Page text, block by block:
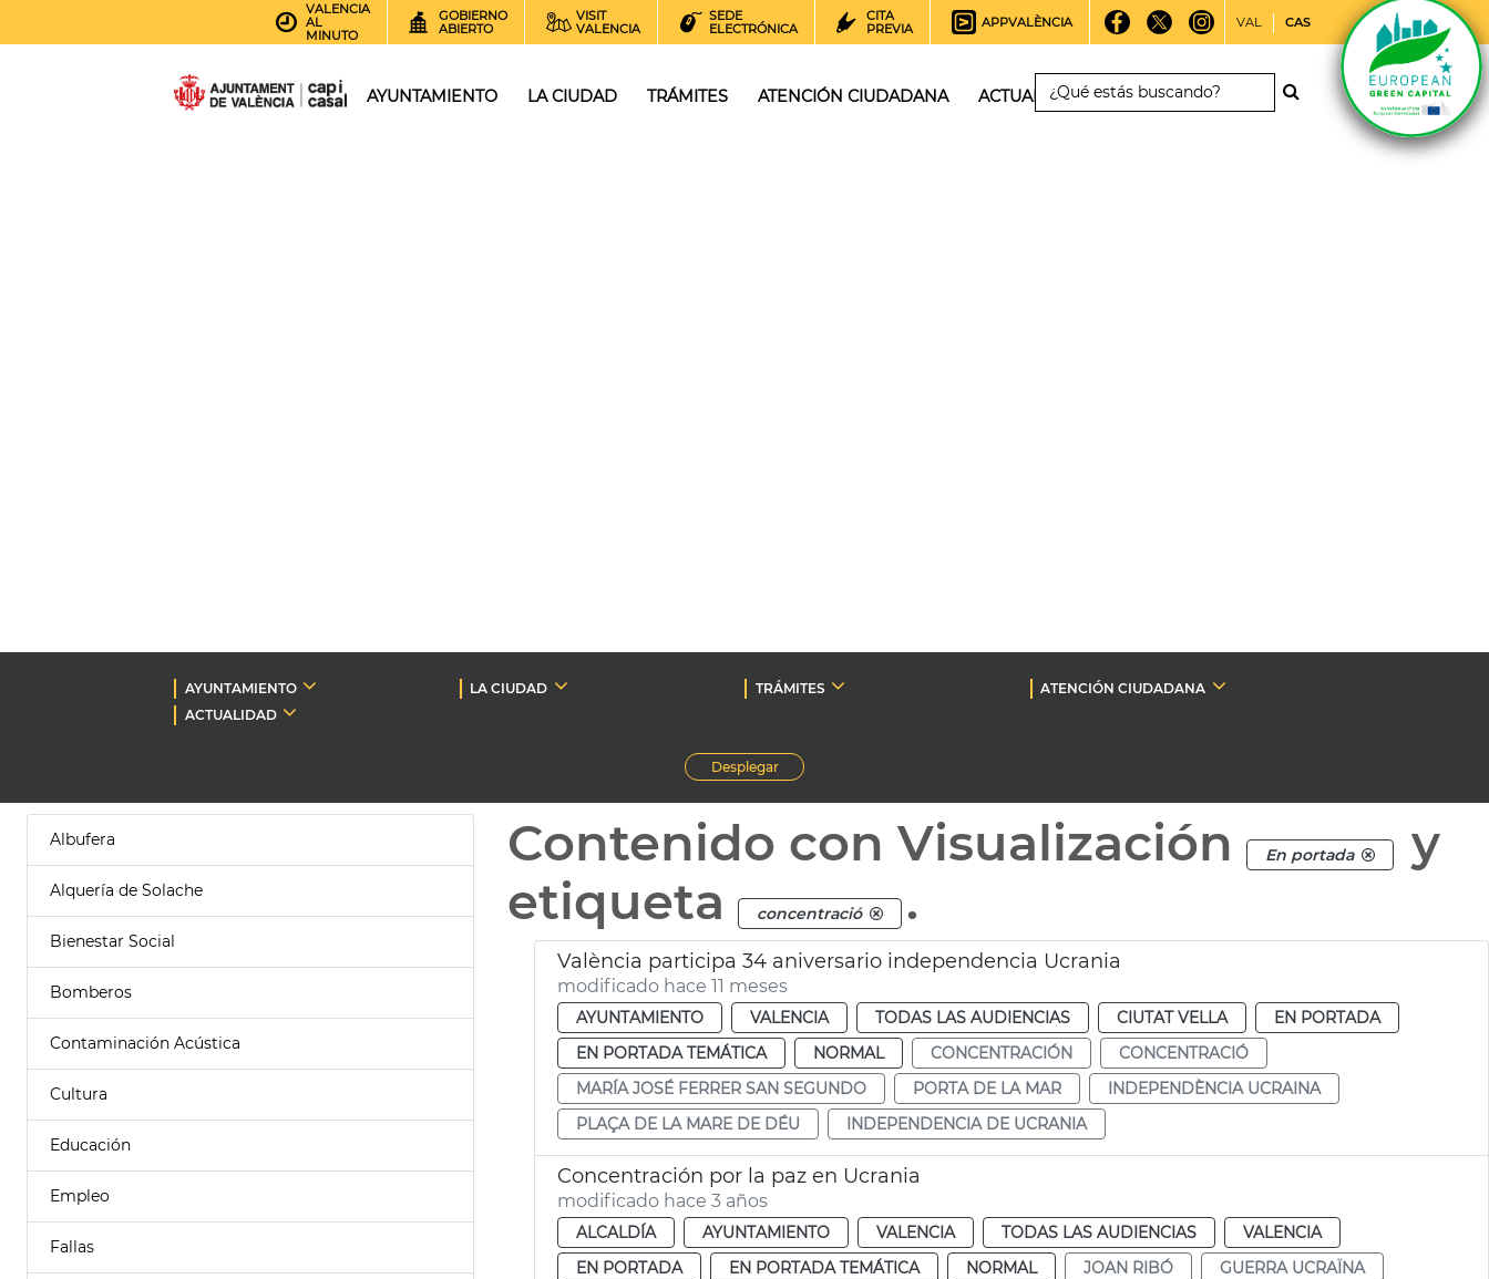
VALENCIA
AL
MINUTO
GOBIERNO
ABIERTO
VISIT
VALENCIA
SEDE
ELECTRÓNICA
CITA
PREVIA
APPVALÈNCIA VAL CAS
AYUNTAMIENTO LA CIUDAD TRÁMITES ATENCIÓN CIUDADANA ACTUALIDAD
AYUNTAMIENTO LA CIUDAD TRÁMITES
ATENCIÓN CIUDADANA
ACTUALIDAD
Desplegar
Albufera
Alquería de Solache
Bienestar Social
Bomberos
Contaminación Acústica
Cultura
Educación
Empleo
Fallas
Contenido con Visualización En portada
y
etiqueta
concentració .
València participa 34 aniversario independencia Ucrania
modificado hace 11 meses
AYUNTAMIENTO VALENCIA TODAS LAS AUDIENCIAS CIUTAT VELLA
EN PORTADA
EN PORTADA TEMÁTICA
NORMAL CONCENTRACIÓN
CONCENTRACIÓ
MARÍA JOSÉ FERRER SAN SEGUNDO
PORTA DE LA MAR
INDEPENDÈNCIA UCRAINA
PLAÇA DE LA MARE DE DÉU
INDEPENDENCIA DE UCRANIA
Concentración por la paz en Ucrania
modificado hace 3 años
ALCALDÍA AYUNTAMIENTO VALENCIA TODAS LAS AUDIENCIAS
VALENCIA
EN PORTADA
EN PORTADA TEMÁTICA NORMAL JOAN RIBÓ
GUERRA UCRAÏNA